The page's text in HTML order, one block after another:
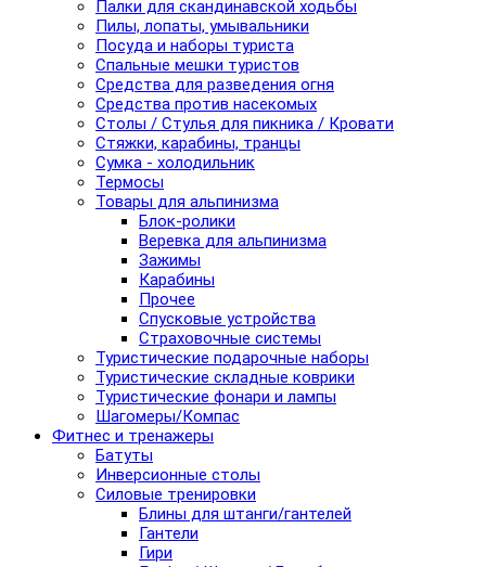
Палки для скандинавской ходьбы
Пилы, лопаты, умывальники
Посуда и наборы туриста
Спальные мешки туристов
Средства для разведения огня
Средства против насекомых
Столы / Стулья для пикника / Кровати
Стяжки, карабины, транцы
Сумка - холодильник
Термосы
Товары для альпинизма
Блок-ролики
Веревка для альпинизма
Зажимы
Карабины
Прочее
Спусковые устройства
Страховочные системы
Туристические подарочные наборы
Туристические складные коврики
Туристические фонари и лампы
Шагомеры/Компас
Фитнес и тренажеры
Батуты
Инверсионные столы
Силовые тренировки
Блины для штанги/гантелей
Гантели
Гири